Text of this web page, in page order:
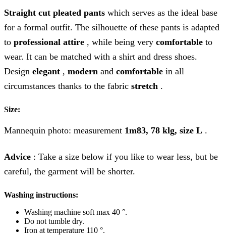
Straight cut pleated pants which serves as the ideal base
for a formal outfit. The silhouette of these pants is adapted
to professional attire , while being very comfortable to
wear. It can be matched with a shirt and dress shoes.
Design elegant , modern and comfortable in all
circumstances thanks to the fabric stretch .
Size:
Mannequin photo: measurement 1m83, 78 klg, size L .
Advice : Take a size below if you like to wear less, but be
careful, the garment will be shorter.
Washing instructions:
Washing machine soft max 40 °.
Do not tumble dry.
Iron at temperature 110 °.